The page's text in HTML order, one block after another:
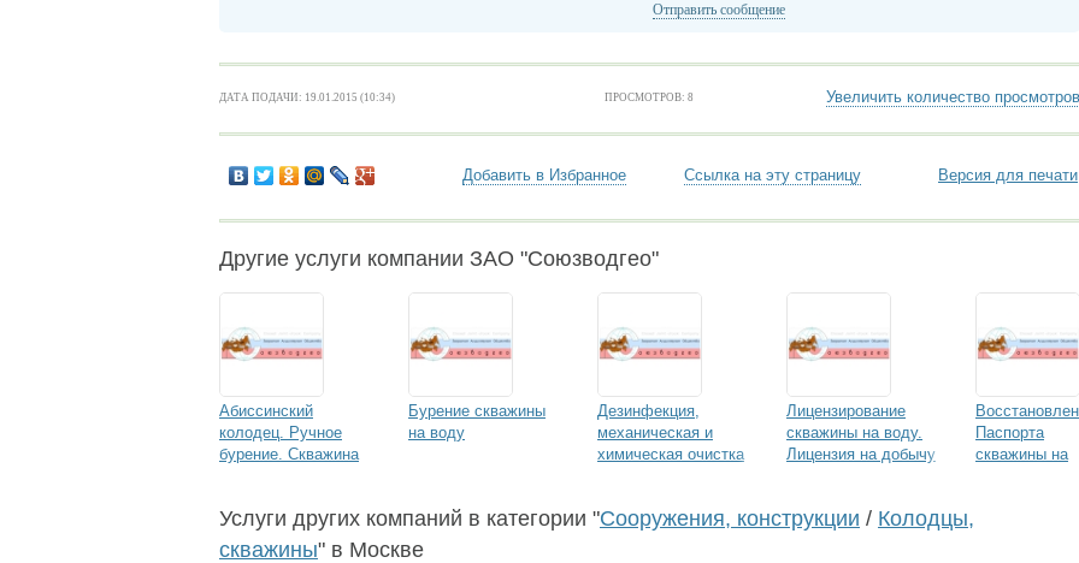
Отправить сообщение
ДАТА ПОДАЧИ: 19.01.2015 (10:34) ПРОСМОТРОВ: 8 Увеличить количество просмотров
Добавить в Избранное Ссылка на эту страницу Версия для печати
Другие услуги компании ЗАО "Союзводгео"
Абиссинский
колодец. Ручное
бурение. Скважина
Бурение скважины
на воду
Дезинфекция,
механическая и
химическая очистка
Лицензирование
скважины на воду.
Лицензия на добычу
скважины на воду и
Паспорта
скважины на
Услуги других компаний в категории "Сооружения, конструкции / Колодцы,
скважины" в Москве